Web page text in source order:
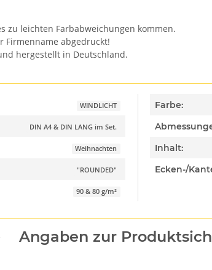
zu leichten Farbabweichungen kommen.
Firmenname abgedruckt!
hergestellt in Deutschland.
WINDLICHT
DIN A4 & DIN LANG im Set.
Weihnachten
"ROUNDED"
90 & 80 g/m²
Farbe:
Inhalt:
Ecken-/
Angaben zur